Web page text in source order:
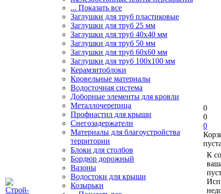
... Показать все
Заглушки для труб пластиковые
Заглушки для труб 25 мм
Заглушки для труб 40х40 мм
Заглушки для труб 50 мм
Заглушки для труб 60х60 мм
Заглушки для труб 100х100 мм
Керамзитоблоки
Кровельные материалы
Водосточная система
Доборные элементы для кровли
Металлочерепица
Профнастил для крыши
Снегозадержатели
Материалы для благоустройства
территории
Блоки для столбов
Бордюр дорожный
Вазоны
Водостоки для крыши
Козырьки
0
0
0
К